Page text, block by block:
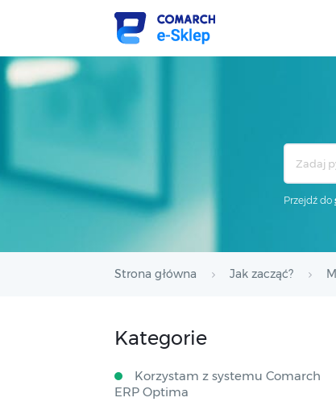
Przejdź do
Strona główna Jak zacząć?
Kategorie
Korzystam z systemu Comarch
ERP Optima